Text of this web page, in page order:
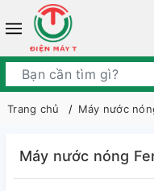
Trang chủ Máy nước
Máy nước nóng